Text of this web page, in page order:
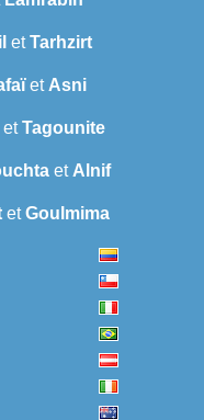
etTarhzirt
et Asni
etTagounite
et Alnif
etGoulmima